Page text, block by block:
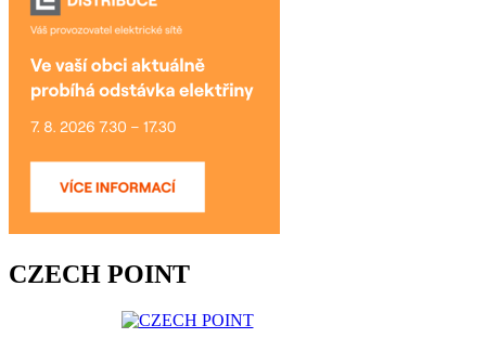
CZECH POINT